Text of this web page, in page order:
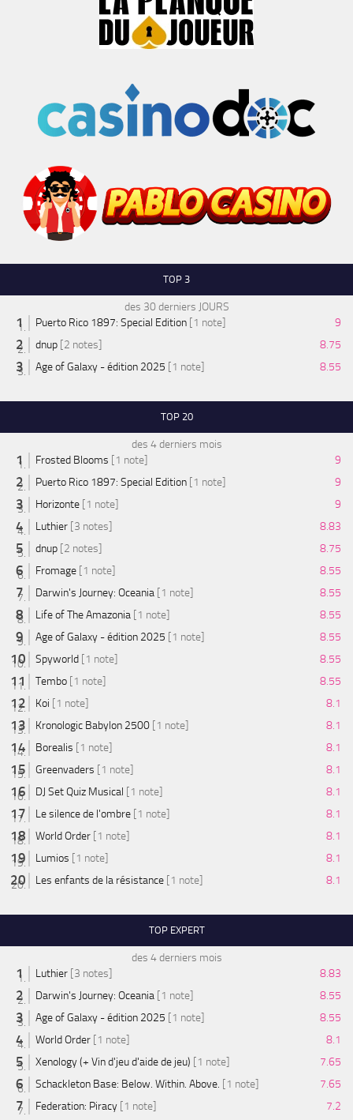
TOP 3
des 30 derniers JOURS
Puerto Rico 1897: Special Edition [1 note]
9
dnup [2 notes]
8.75
Age of Galaxy - édition 2025 [1 note] 8.55
TOP 20
des 4 derniers mois
Frosted Blooms [1 note]
9
Puerto Rico 1897: Special Edition [1 note]
9
Horizonte [1 note]
9
Luthier [3 notes]
8.83
dnup [2 notes]
8.75
Fromage [1 note]
8.55
Darwin's Journey: Oceania [1 note]
8.55
Life of The Amazonia [1 note]
8.55
Age of Galaxy - édition 2025 [1 note]
8.55
Spyworld [1 note]
8.55
Tembo [1 note]
8.55
Koi [1 note]
8.1
Kronologic Babylon 2500 [1 note]
8.1
Borealis [1 note]
8.1
Greenvaders [1 note]
8.1
DJ Set Quiz Musical [1 note]
8.1
Le silence de l'ombre [1 note]
8.1
World Order [1 note]
8.1
Lumios [1 note]
8.1
Les enfants de la résistance [1 note] 8.1
TOP EXPERT
des 4 derniers mois
Luthier [3 notes]
8.83
Darwin's Journey: Oceania [1 note]
8.55
Age of Galaxy - édition 2025 [1 note]
8.55
World Order [1 note]
8.1
Xenology (+ Vin d'jeu d'aide de jeu) [1 note]
7.65
Schackleton Base: Below. Within. Above. [1 note]
7.65
Federation: Piracy [1 note]
7.2